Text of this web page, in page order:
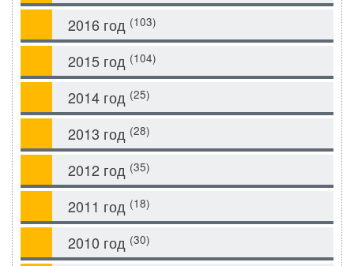
2016 год (103)
2015 год (104)
2014 год (25)
2013 год (28)
2012 год (35)
2011 год (18)
2010 год (30)